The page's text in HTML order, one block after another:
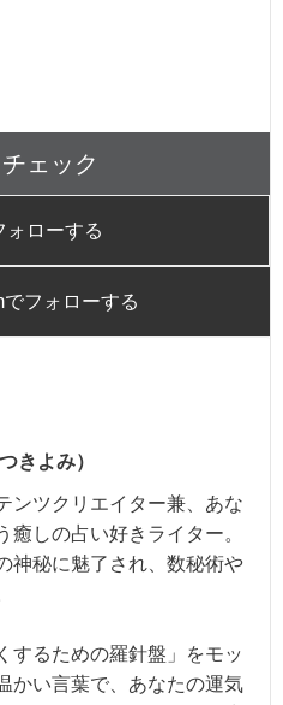
ェック
ォローする
でフォローする
きよみ）
ンツクリエイター兼、あな
癒しの占い好きライター。
神秘に魅了され、数秘術や
するための羅針盤」をモッ
かい言葉で、あなたの運気